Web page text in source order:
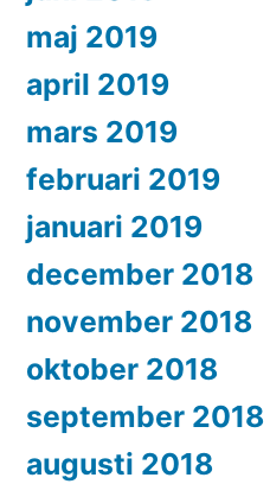
maj 2019
april 2019
mars 2019
februari 2019
januari 2019
december 2018
november 2018
oktober 2018
september 2018
augusti 2018